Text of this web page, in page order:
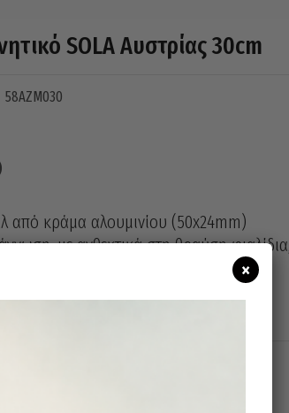
SOLA Αυστρίας 30cm
58AZM030
από κράμα αλουμινίου (50x24mm)
,με ανθεκτικά στη θραύση
×